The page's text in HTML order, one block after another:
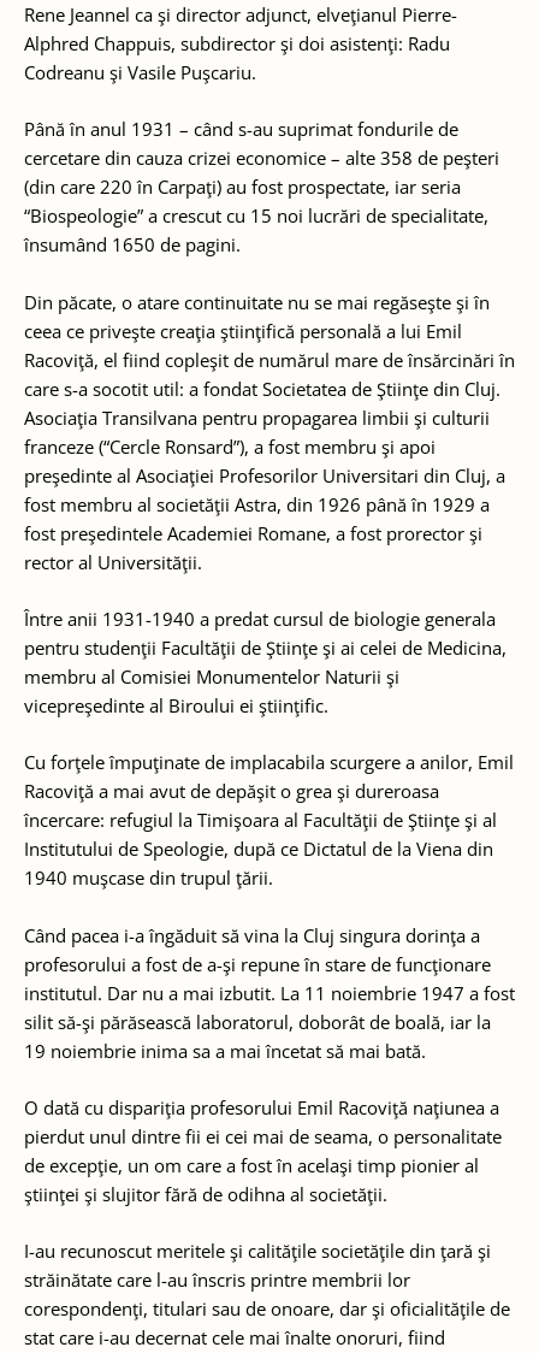
Rene Jeannel ca şi director adjunct, elveţianul Pierre-
Alphred Chappuis, subdirector şi doi asistenţi: Radu
Codreanu şi Vasile Puşcariu.
Până în anul 1931 – când s-au suprimat fondurile de
cercetare din cauza crizei economice – alte 358 de peşteri
(din care 220 în Carpaţi) au fost prospectate, iar seria
“Biospeologie” a crescut cu 15 noi lucrări de specialitate,
însumând 1650 de pagini.
Din păcate, o atare continuitate nu se mai regăseşte şi în
ceea ce priveşte creaţia ştiinţifică personală a lui Emil
Racoviţă, el fiind copleşit de numărul mare de însărcinări în
care s-a socotit util: a fondat Societatea de Ştiinţe din Cluj.
Asociaţia Transilvana pentru propagarea limbii şi culturii
franceze (“Cercle Ronsard”), a fost membru şi apoi
preşedinte al Asociaţiei Profesorilor Universitari din Cluj, a
fost membru al societăţii Astra, din 1926 până în 1929 a
fost preşedintele Academiei Romane, a fost prorector şi
rector al Universităţii.
Între anii 1931-1940 a predat cursul de biologie generala
pentru studenţii Facultăţii de Ştiinţe şi ai celei de Medicina,
membru al Comisiei Monumentelor Naturii şi
vicepreşedinte al Biroului ei ştiinţific.
Cu forţele împuţinate de implacabila scurgere a anilor, Emil
Racoviţă a mai avut de depăşit o grea şi dureroasa
încercare: refugiul la Timişoara al Facultăţii de Ştiinţe şi al
Institutului de Speologie, după ce Dictatul de la Viena din
1940 muşcase din trupul ţării.
Când pacea i-a îngăduit să vina la Cluj singura dorinţa a
profesorului a fost de a-şi repune în stare de funcţionare
institutul. Dar nu a mai izbutit. La 11 noiembrie 1947 a fost
silit să-şi părăsească laboratorul, doborât de boală, iar la
19 noiembrie inima sa a mai încetat să mai bată.
O dată cu dispariţia profesorului Emil Racoviţă naţiunea a
pierdut unul dintre fii ei cei mai de seama, o personalitate
de excepţie, un om care a fost în acelaşi timp pionier al
ştiinţei şi slujitor fără de odihna al societăţii.
I-au recunoscut meritele şi calităţile societăţile din ţară şi
străinătate care l-au înscris printre membrii lor
corespondenţi, titulari sau de onoare, dar şi oficialităţile de
stat care i-au decernat cele mai înalte onoruri, fiind